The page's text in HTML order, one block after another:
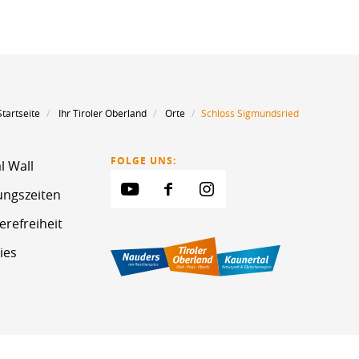
Ihr Tiroler Oberland Orte Schloss Sigmundsried
Wall
FOLGE UNS: